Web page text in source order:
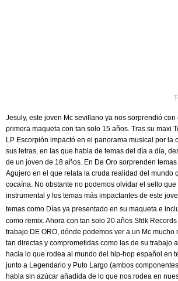
Jesuly, este joven Mc sevillano ya nos sorprendió con
primera maqueta con tan solo 15 años. Tras su maxi
LP Escorpión impactó en el panorama musical por la
sus letras, en las que habla de temas del día a día,
de un joven de 18 años. En De Oro sorprenden temas
Agujero en el que relata la cruda realidad del mundo
cocaína. No obstante no podemos olvidar el sello
instrumental y los temas más impactantes de este
temas como Días ya presentado en su maqueta e
como remix. Ahora con tan solo 20 años Sfdk
trabajo DE ORO, dónde podemos ver a un Mc mucho
tan directas y comprometidas como las de su trabajo
hacia lo que rodea al mundo del hip-hop español en
junto a Legendario y Puto Largo (ambos
habla sin azúcar añadida de lo que nos rodea en